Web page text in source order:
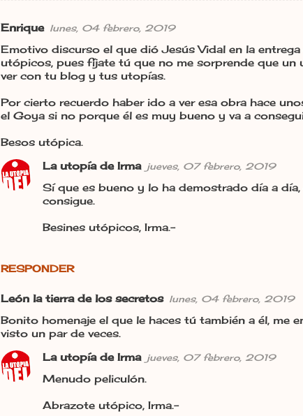
Enrique lunes, 04 febrero, 2019
Emotivo discurso el que dió Jesús Vidal en la
utópicos, pues fíjate tú que no me sorprende que
ver con tu blog y tus utopías.
Por cierto recuerdo haber ido a ver esa obra hace
el Goya si no porque él es muy bueno y va a
Besos utópica.
RESPONDER
La utopía de Irma jueves, 07 febrero, 2019
Sí que es bueno y lo ha demostrado día a
consigue.
Besines utópicos, Irma.-
León la tierra de los secretos lunes, 04 febrero, 2019
Bonito homenaje el que le haces tú también a él, me
visto un par de veces.
La utopía de Irma jueves, 07 febrero, 2019
Menudo peliculón.
Abrazote utópico, Irma.-